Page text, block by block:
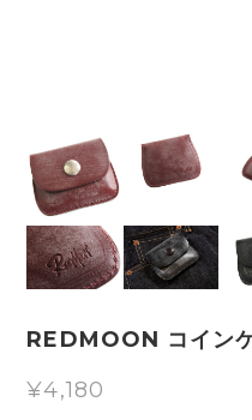
REDMOON コイン
¥4,180